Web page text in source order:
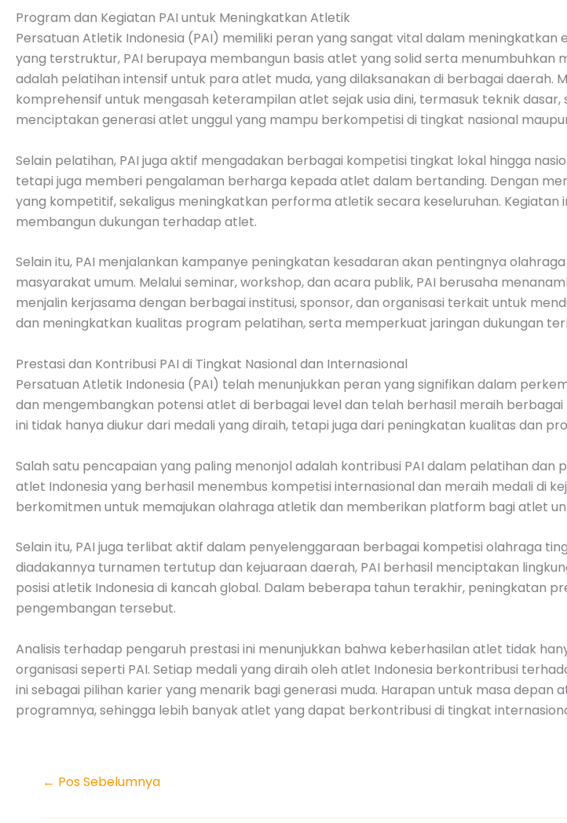
Program dan Kegiatan PAI untuk Meningkatkan Atletik
Persatuan Atletik Indonesia (PAI) memiliki peran yang sangat vital dalam
yang terstruktur, PAI berupaya membangun basis atlet yang solid serta
adalah pelatihan intensif untuk para atlet muda, yang dilaksanakan di berbagai daerah.
komprehensif untuk mengasah keterampilan atlet sejak usia dini, termasuk teknik
menciptakan generasi atlet unggul yang mampu berkompetisi di tingkat nasional
Selain pelatihan, PAI juga aktif mengadakan berbagai kompetisi tingkat lokal hingga
tetapi juga memberi pengalaman berharga kepada atlet dalam bertanding. Dengan
yang kompetitif, sekaligus meningkatkan performa atletik secara keseluruhan.
membangun dukungan terhadap atlet.
Selain itu, PAI menjalankan kampanye peningkatan kesadaran akan pentingnya
masyarakat umum. Melalui seminar, workshop, dan acara publik, PAI berusaha
menjalin kerjasama dengan berbagai institusi, sponsor, dan organisasi terkait untuk
dan meningkatkan kualitas program pelatihan, serta memperkuat jaringan dukungan
Prestasi dan Kontribusi PAI di Tingkat Nasional dan Internasional
Persatuan Atletik Indonesia (PAI) telah menunjukkan peran yang signifikan dalam
dan mengembangkan potensi atlet di berbagai level dan telah berhasil meraih
ini tidak hanya diukur dari medali yang diraih, tetapi juga dari peningkatan kualitas dan
Salah satu pencapaian yang paling menonjol adalah kontribusi PAI dalam pelatihan
atlet Indonesia yang berhasil menembus kompetisi internasional dan meraih medali di
berkomitmen untuk memajukan olahraga atletik dan memberikan platform bagi atlet
Selain itu, PAI juga terlibat aktif dalam penyelenggaraan berbagai kompetisi olahraga
diadakannya turnamen tertutup dan kejuaraan daerah, PAI berhasil menciptakan
posisi atletik Indonesia di kancah global. Dalam beberapa tahun terakhir, peningkatan
pengembangan tersebut.
Analisis terhadap pengaruh prestasi ini menunjukkan bahwa keberhasilan atlet tidak
organisasi seperti PAI. Setiap medali yang diraih oleh atlet Indonesia berkontribusi
ini sebagai pilihan karier yang menarik bagi generasi muda. Harapan untuk masa
programnya, sehingga lebih banyak atlet yang dapat berkontribusi di tingkat
← Pos Sebelumnya